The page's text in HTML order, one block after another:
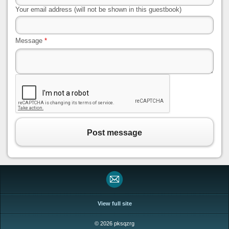
Your email address (will not be shown in this guestbook)
Message *
Post message
View full site
© 2026 pksqzrg